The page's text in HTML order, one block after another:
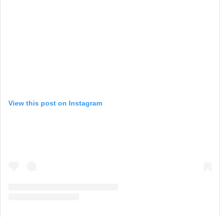
View this post on Instagram